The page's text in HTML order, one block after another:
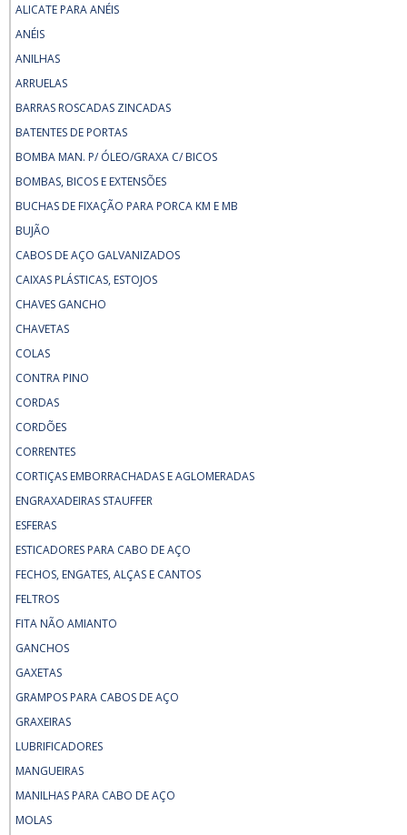
ALICATE PARA ANÉIS
ANÉIS
ANILHAS
ARRUELAS
BARRAS ROSCADAS ZINCADAS
BATENTES DE PORTAS
BOMBA MAN. P/ ÓLEO/GRAXA C/ BICOS
BOMBAS, BICOS E EXTENSÕES
BUCHAS DE FIXAÇÃO PARA PORCA KM E MB
BUJÃO
CABOS DE AÇO GALVANIZADOS
CAIXAS PLÁSTICAS, ESTOJOS
CHAVES GANCHO
CHAVETAS
COLAS
CONTRA PINO
CORDAS
CORDÕES
CORRENTES
CORTIÇAS EMBORRACHADAS E AGLOMERADAS
ENGRAXADEIRAS STAUFFER
ESFERAS
ESTICADORES PARA CABO DE AÇO
FECHOS, ENGATES, ALÇAS E CANTOS
FELTROS
FITA NÃO AMIANTO
GANCHOS
GAXETAS
GRAMPOS PARA CABOS DE AÇO
GRAXEIRAS
LUBRIFICADORES
MANGUEIRAS
MANILHAS PARA CABO DE AÇO
MOLAS